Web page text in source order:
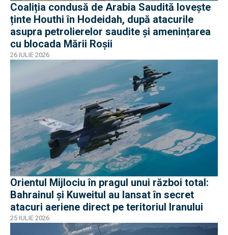
Coaliția condusă de Arabia Saudită lovește
ținte Houthi în Hodeidah, după atacurile
asupra petrolierelor saudite și amenințarea
cu blocada Mării Roșii
26 IULIE 2026
Orientul Mijlociu în pragul unui război total:
Bahrainul și Kuweitul au lansat în secret
atacuri aeriene direct pe teritoriul Iranului
25 IULIE 2026